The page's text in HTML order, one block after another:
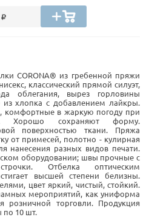
CORONA® из гребенной пряжи
классический прямой силуэт,
облегания, вырез горловины
хлопка с добавлением лайкры.
комфортные в жаркую погоду при
Хорошо сохраняют форму.
поверхностью ткани. Пряжа
от примесей, полотно - кулирная
нанесения разных видов печати.
оборудовании; швы прочные с
Отбелка оптическим
высшей степени белизны.
цвет яркий, чистый, стойкий.
мероприятий, как униформа
розничной торговли. Продукция
10 шт.